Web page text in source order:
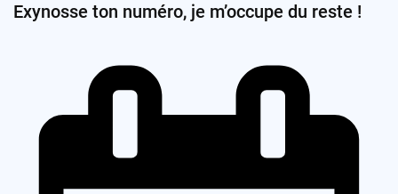
Exynosse ton numéro, je m’occupe du reste !